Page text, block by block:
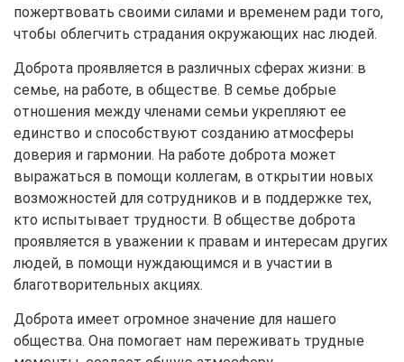
пожертвовать своими силами и временем ради того,
чтобы облегчить страдания окружающих нас людей.
Доброта проявляется в различных сферах жизни: в
семье, на работе, в обществе. В семье добрые
отношения между членами семьи укрепляют ее
единство и способствуют созданию атмосферы
доверия и гармонии. На работе доброта может
выражаться в помощи коллегам, в открытии новых
возможностей для сотрудников и в поддержке тех,
кто испытывает трудности. В обществе доброта
проявляется в уважении к правам и интересам других
людей, в помощи нуждающимся и в участии в
благотворительных акциях.
Доброта имеет огромное значение для нашего
общества. Она помогает нам переживать трудные